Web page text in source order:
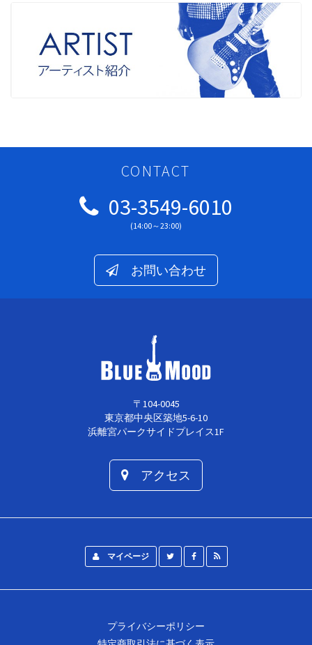
CONTACT
03-3549-6010
(14:00～23:00)
お問い合わせ
〒104-0045
東京都中央区築地5-6-10
浜離宮パークサイドプレイス1F
アクセス
マイページ
プライバシーポリシー